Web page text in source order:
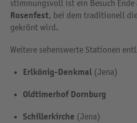
stimmungsvoll ist ein Besuch Ende
Rosenfest, bei dem traditionell
gekrönt wird.
Weitere sehenswerte Stationen
Erlkönig-Denkmal (Jena)
Oldtimerhof Dornburg
Schillerkirche (Jena)